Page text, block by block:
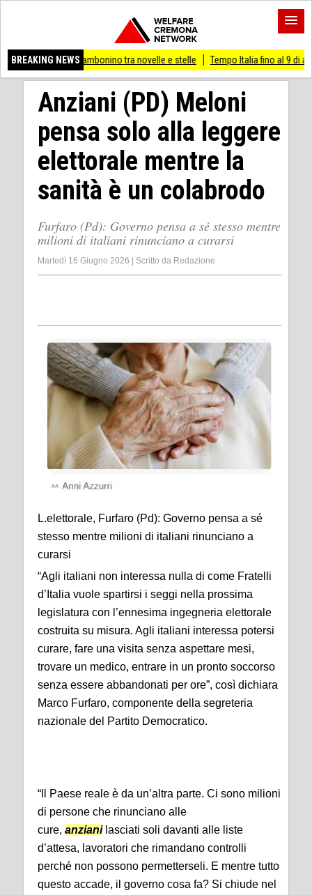
BREAKING NEWS
Cambonino tra novelle e stelle Tempo Italia fino al 9 di agosto (Mi)
Anziani (PD) Meloni
pensa solo alla leggere
elettorale mentre la
sanità è un colabrodo
Furfaro (Pd): Governo pensa a sé stesso mentre
milioni di italiani rinunciano a curarsi
Martedì 16 Giugno 2026 Scritto da Redazione
L.elettorale, Furfaro (Pd): Governo pensa a sé
stesso mentre milioni di italiani rinunciano a
curarsi
“Agli italiani non interessa nulla di come Fratelli
d’Italia vuole spartirsi i seggi nella prossima
legislatura con l’ennesima ingegneria elettorale
costruita su misura. Agli italiani interessa potersi
curare, fare una visita senza aspettare mesi,
trovare un medico, entrare in un pronto soccorso
senza essere abbandonati per ore”, così dichiara
Marco Furfaro, componente della segreteria
nazionale del Partito Democratico.
“Il Paese reale è da un’altra parte. Ci sono milioni
di persone che rinunciano alle
cure, anzianilasciati soli davanti alle liste
d’attesa, lavoratori che rimandano controlli
perché non possono permetterseli. E mentre tutto
questo accade, il governo cosa fa? Si chiude nel